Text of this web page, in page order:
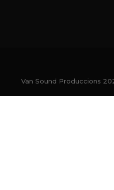
Van Sound Produccions